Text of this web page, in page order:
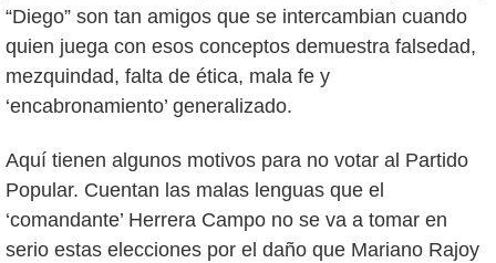
“Diego” son tan amigos que se intercambian cuando
quien juega con esos conceptos demuestra falsedad,
mezquindad, falta de ética, mala fe y
‘encabronamiento’ generalizado.
Aquí tienen algunos motivos para no votar al Partido
Popular. Cuentan las malas lenguas que el
‘comandante’ Herrera Campo no se va a tomar en
serio estas elecciones por el daño que Mariano Rajoy